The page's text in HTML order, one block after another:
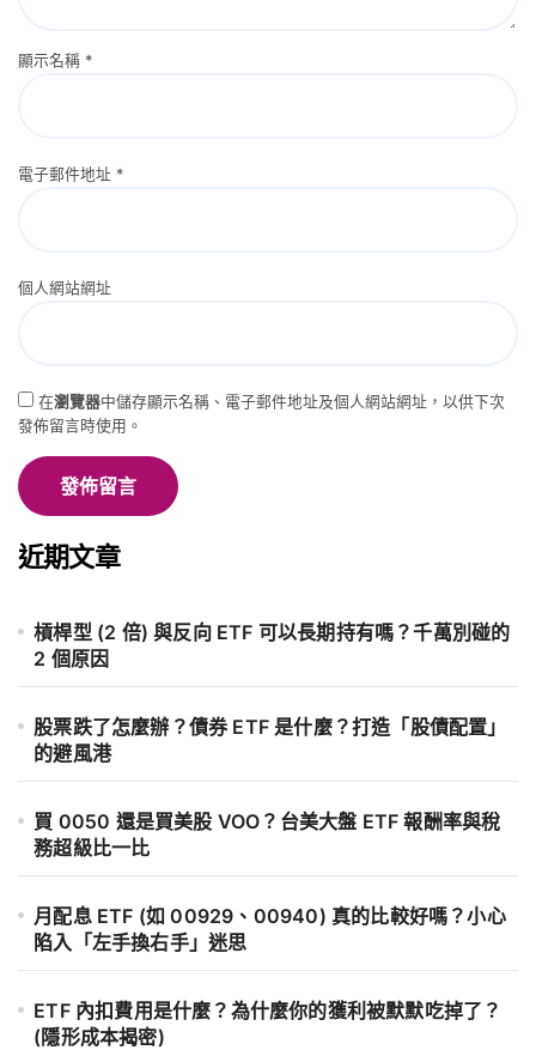
顯示名稱 *
電子郵件地址 *
個人網站網址
在瀏覽器中儲存顯示名稱、電子郵件地址及個人網站網址，以供下次
發佈留言時使用。
近期文章
槓桿型 (2 倍) 與反向 ETF 可以長期持有嗎？千萬別碰的
2 個原因
股票跌了怎麼辦？債券 ETF 是什麼？打造「股債配置」
的避風港
買 0050 還是買美股 VOO？台美大盤 ETF 報酬率與稅
務超級比一比
月配息 ETF (如 00929、00940) 真的比較好嗎？小心
陷入「左手換右手」迷思
ETF 內扣費用是什麼？為什麼你的獲利被默默吃掉了？
(隱形成本揭密)